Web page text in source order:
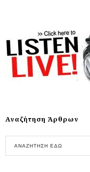
Αναζήτηση Άρθρων